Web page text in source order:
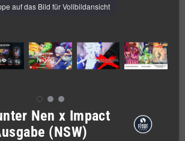
auf das Bild für Vollbildansicht
Nen x Impact
(NSW)